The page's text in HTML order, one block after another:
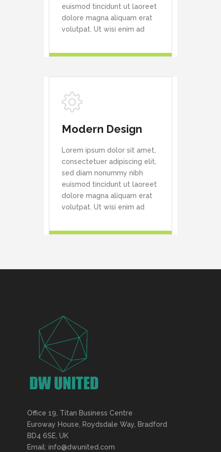
euismod tincidunt ut laoreet
dolore magna aliquam erat
volutpat. Ut wisi enim ad
Modern Design
Lorem ipsum dolor sit amet,
consectetuer adipiscing elit,
sed diam nonummy nibh
euismod tincidunt ut laoreet
dolore magna aliquam erat
volutpat. Ut wisi enim ad
Office 19, Titan Business Centre
Euroway House, Roydsdale Way, Bradford
BD4 6SE, UK
Email: info@dwunited.com